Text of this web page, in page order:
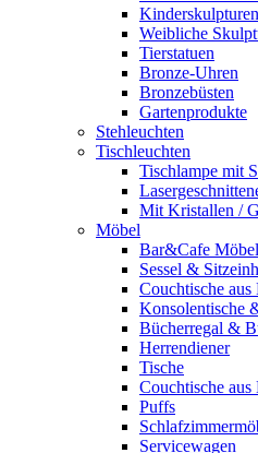
Kinderskulpturen
Weibliche
Tierstatuen
Bronze-Uhren
Bronzebüsten
Gartenprodukte
Stehleuchten
Tischleuchten
Tischlampe mit
Mit Kristallen /
Möbel
Bar&Cafe Möbel
Sessel &
Couchtische aus
Konsolentische
Bücherregal &
Herrendiener
Tische
Couchtische aus
Puffs
Servicewagen